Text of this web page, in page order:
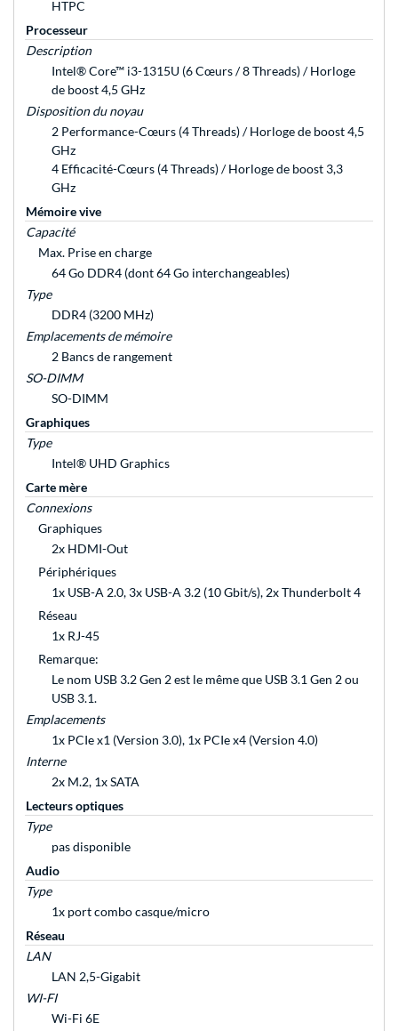
HTPC
Processeur
Description
Intel® Core™ i3-1315U (6 Cœurs / 8 Threads) / Horloge
de boost 4,5 GHz
Disposition du noyau
2 Performance-Cœurs (4 Threads) / Horloge de boost 4,5
GHz
4 Efficacité-Cœurs (4 Threads) / Horloge de boost 3,3
GHz
Mémoire vive
Capacité
Max. Prise en charge
64 Go DDR4 (dont 64 Go interchangeables)
Type
DDR4 (3200 MHz)
Emplacements de mémoire
2 Bancs de rangement
SO-DIMM
SO-DIMM
Graphiques
Type
Intel® UHD Graphics
Carte mère
Connexions
Graphiques
2x HDMI-Out
Périphériques
1x USB-A 2.0, 3x USB-A 3.2 (10 Gbit/s), 2x Thunderbolt 4
Réseau
1x RJ-45
Remarque:
Le nom USB 3.2 Gen 2 est le même que USB 3.1 Gen 2 ou
USB 3.1.
Emplacements
1x PCIe x1 (Version 3.0), 1x PCIe x4 (Version 4.0)
Interne
2x M.2, 1x SATA
Lecteurs optiques
Type
pas disponible
Audio
Type
1x port combo casque/micro
Réseau
LAN
LAN 2,5-Gigabit
WI-FI
Wi-Fi 6E